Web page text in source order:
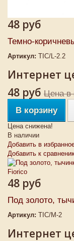
48 руб
Темно-
Артикул: TIC/L-2.2
Интернет
48 руб Цена в
В корзину
Цена снижена!
В наличии
Добавить в
Добавить к
48 руб
Под золото,
Артикул: TIC/M-2
Интернет